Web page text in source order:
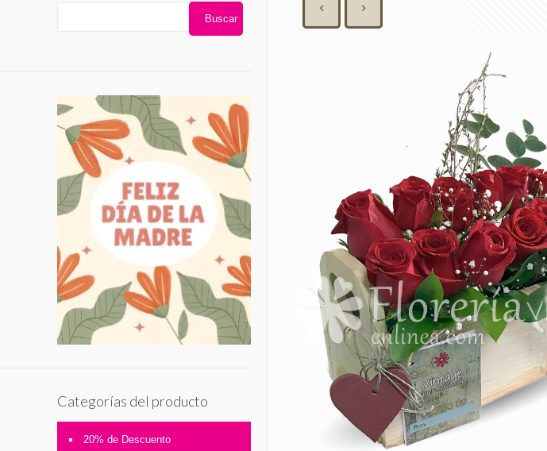
Buscar
Categorías del producto
20% de Descuento